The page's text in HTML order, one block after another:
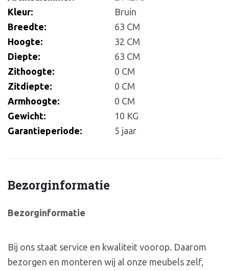
Kleur:
Bruin
Breedte:
63 CM
Hoogte:
32 CM
Diepte:
63 CM
Zithoogte:
0 CM
Zitdiepte:
0 CM
Armhoogte:
0 CM
Gewicht:
10 KG
Garantieperiode:
5 jaar
Bezorginformatie
Bezorginformatie
Bij ons staat service en kwaliteit voorop. Daarom
bezorgen en monteren wij al onze meubels zelf,